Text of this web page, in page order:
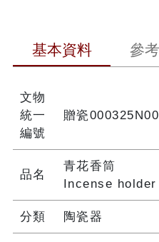
基本資料 參
文物
統一
編號
贈瓷
品名
青花香筒
Incense
分類 陶瓷器